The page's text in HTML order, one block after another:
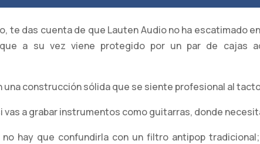
te das cuenta de que Lauten Audio no ha escatimado
a su vez viene protegido por un par de cajas
una construcción sólida que se siente profesional al
vas a grabar instrumentos como guitarras, donde
no hay que confundirla con un filtro antipop